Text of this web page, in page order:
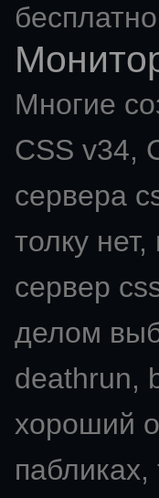
Многие
CSS v34,
сервера
толку
сервер
делом
deathrun,
хороший